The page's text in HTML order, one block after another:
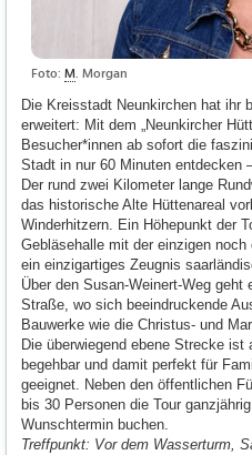
Foto: M. Morgan
Die Kreisstadt Neunkirchen hat ihr
erweitert: Mit dem „Neunkircher
Besucher*innen ab sofort die
Stadt in nur 60 Minuten entdecken
Der rund zwei Kilometer lange
das historische Alte Hüttenareal
Winderhitzern. Ein Höhepunkt der
Gebläsehalle mit der einzigen
ein einzigartiges Zeugnis
Über den Susan-Weinert-Weg
Straße, wo sich beeindruckende
Bauwerke wie die Christus- und
Die überwiegend ebene Strecke
begehbar und damit perfekt für
geeignet. Neben den öffentlichen
bis 30 Personen die Tour
Wunschtermin buchen.
Treffpunkt: Vor dem Wasserturm,